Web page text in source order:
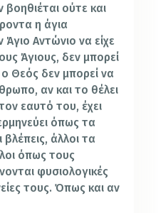
βοηθιέται ούτε και
η άγια
Άγιο Αντώνιο να είχε
Άγιους, δεν μπορεί
Θεός δεν μπορεί να
αν και το θέλει
εαυτό του, έχει
όπως τα
άλλοι τα
όπως τους
φυσιολογικές
τους. Όπως και αν